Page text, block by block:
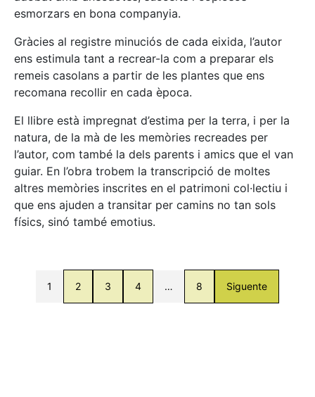
esmorzars en bona companyia.
Gràcies al registre minuciós de cada eixida, l’autor
ens estimula tant a recrear-la com a preparar els
remeis casolans a partir de les plantes que ens
recomana recollir en cada època.
El llibre està impregnat d’estima per la terra, i per la
natura, de la mà de les memòries recreades per
l’autor, com també la dels parents i amics que el van
guiar. En l’obra trobem la transcripció de moltes
altres memòries inscrites en el patrimoni col·lectiu i
que ens ajuden a transitar per camins no tan sols
físics, sinó també emotius.
1 2 3 4 … 8 Siguente